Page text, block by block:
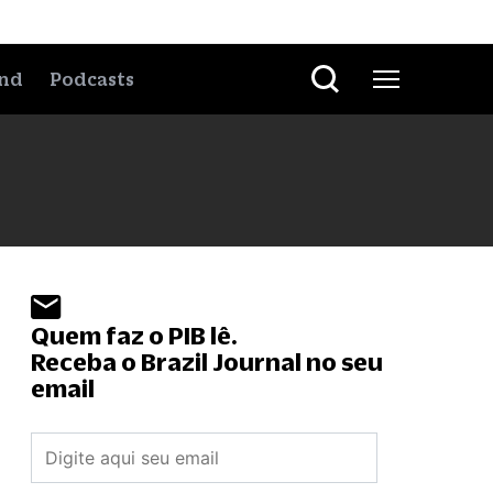
Podcasts
Quem faz o PIB lê.
Receba o Brazil Journal no seu
email